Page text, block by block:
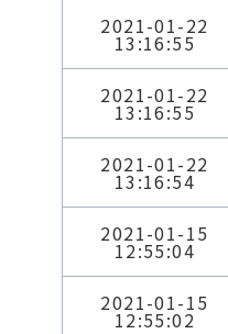
2021-01-22
13:16:55
2021-01-22
13:16:55
2021-01-22
13:16:54
2021-01-15
12:55:04
2021-01-15
12:55:02